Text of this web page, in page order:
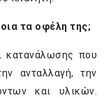
τα οφέλη της;
κατανάλωσης που
ανταλλαγή, την
και υλικών.